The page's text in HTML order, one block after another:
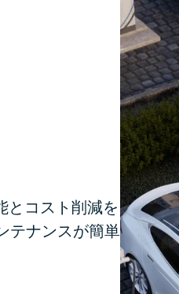
とコスト削減を
テナンスが簡単